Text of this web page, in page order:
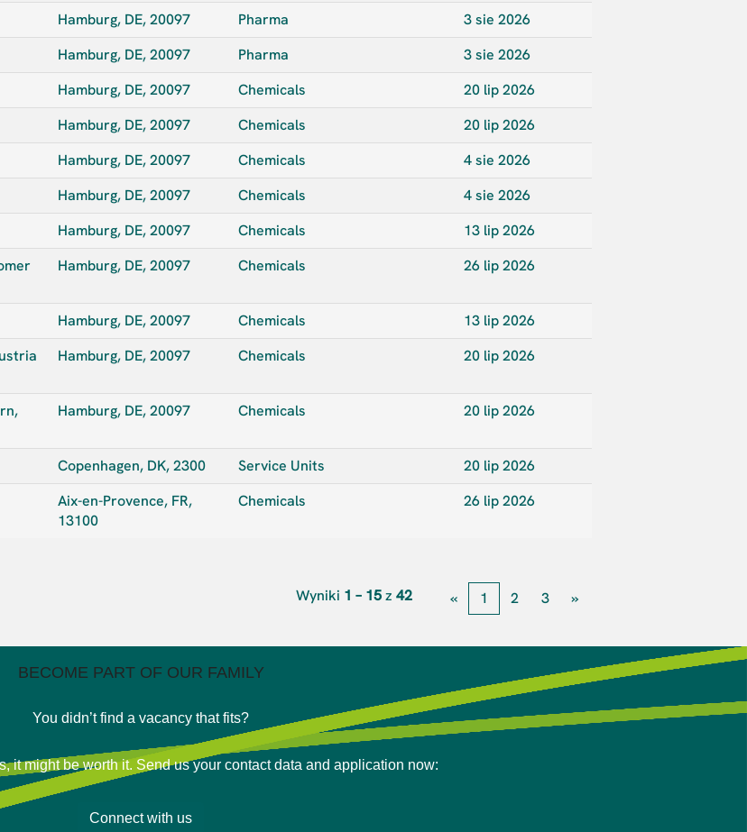
Hamburg, DE, 20097 Pharma
3 sie 2026
Hamburg, DE, 20097 Pharma
3 sie 2026
Hamburg, DE, 20097 Chemicals
20 lip 2026
Hamburg, DE, 20097 Chemicals
20 lip 2026
Hamburg, DE, 20097 Chemicals
4 sie 2026
Hamburg, DE, 20097 Chemicals
4 sie 2026
Hamburg, DE, 20097 Chemicals
13 lip 2026
Hamburg, DE, 20097 Chemicals 26 lip 2026
Hamburg, DE, 20097 Chemicals
13 lip 2026
Hamburg, DE, 20097 Chemicals 20 lip 2026
Hamburg, DE, 20097 Chemicals 20 lip 2026
Copenhagen, DK, 2300 Service Units
20 lip 2026
Aix-en-Provence, FR,
13100
Chemicals 26 lip 2026
Wyniki 1 – 15z 42 « 1 2 3 »
BECOME PART OF OUR FAMILY
You didn’t find a vacancy that fits?
it might be worth it. Send us your contact data and application now:
Connect with us